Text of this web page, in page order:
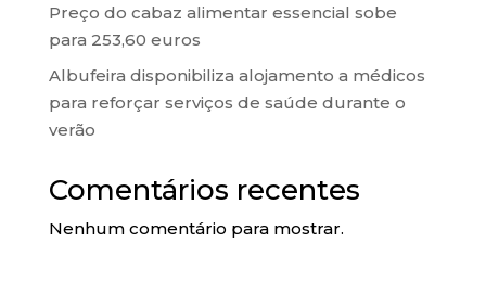
Preço do cabaz alimentar essencial sobe
para 253,60 euros
Albufeira disponibiliza alojamento a médicos
para reforçar serviços de saúde durante o
verão
Comentários recentes
Nenhum comentário para mostrar.